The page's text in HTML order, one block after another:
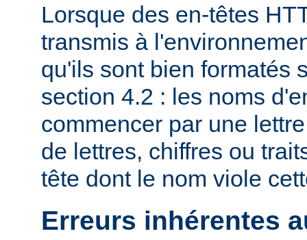
Lorsque des en-têtes
transmis à
qu'ils sont bien formatés
section 4.2 : les noms
commencer par une
de lettres, chiffres ou
tête dont le nom viole
Erreurs inhérentes